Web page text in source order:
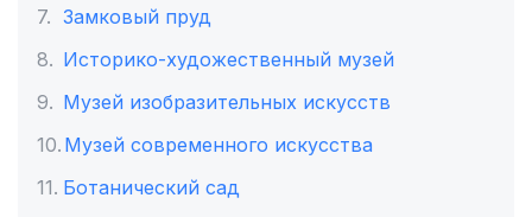
Замковый пруд
Историко-художественный музей
Музей изобразительных искусств
Музей современного искусства
Ботанический сад